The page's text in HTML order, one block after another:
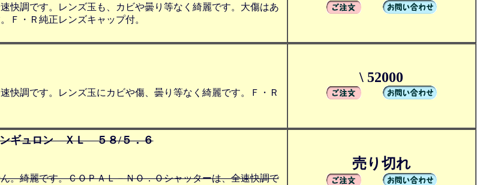
快調です。レンズ玉も、カビや曇り等なく綺麗です。大傷はあ
Ｆ・Ｒ純正レンズキャップ付。
快調です。レンズ玉にカビや傷、曇り等なく綺麗です。Ｆ・Ｒ
\ 52000
ギュロン ＸＬ ５８/５．６
。綺麗です。ＣＯＰＡＬ－ＮＯ．Ｏシャッターは、全速快調で
売り切れ